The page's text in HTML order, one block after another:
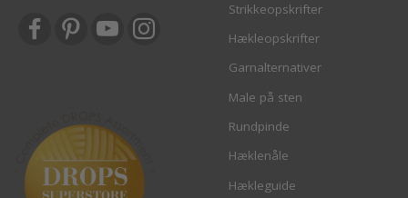
Strikkeopskrifter
Hækleopskrifter
Garnalternativer
Male på sten
Rundpinde
Hæklenåle
Hækleguide